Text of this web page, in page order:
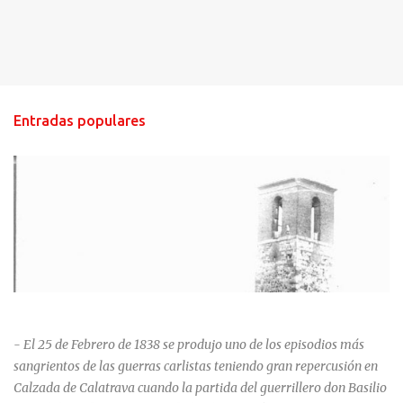
Entradas populares
- El 25 de Febrero de 1838 se produjo uno de los episodios más
sangrientos de las guerras carlistas teniendo gran repercusión en
Calzada de Calatrava cuando la partida del guerrillero don Basilio